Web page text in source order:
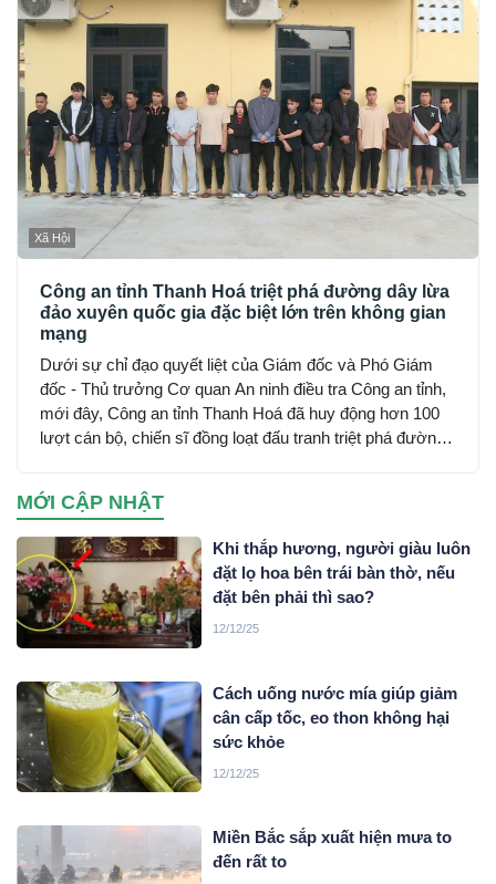
Xã Hội
Công an tỉnh Thanh Hoá triệt phá đường dây lừa
đảo xuyên quốc gia đặc biệt lớn trên không gian
mạng
Dưới sự chỉ đạo quyết liệt của Giám đốc và Phó Giám
đốc - Thủ trưởng Cơ quan An ninh điều tra Công an tỉnh,
mới đây, Công an tỉnh Thanh Hoá đã huy động hơn 100
lượt cán bộ, chiến sĩ đồng loạt đấu tranh triệt phá đường
xuyên quốc gia do đối tượng Mai Văn Tới, sinh năm 2001
trú tại xã Nga Sơn, tỉnh Thanh Hoá cầm đầu…
MỚI CẬP NHẬT
Khi thắp hương, người giàu luôn
đặt lọ hoa bên trái bàn thờ, nếu
đặt bên phải thì sao?
12/12/25
Cách uống nước mía giúp giảm
cân cấp tốc, eo thon không hại
sức khỏe
12/12/25
Miền Bắc sắp xuất hiện mưa to
đến rất to